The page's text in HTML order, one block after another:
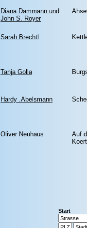
Diana Dammann und
John S. Royer
Sarah Brechtl
Tanja Golla
Hardy .Abelsmann
Oliver Neuhaus
Auf
Start